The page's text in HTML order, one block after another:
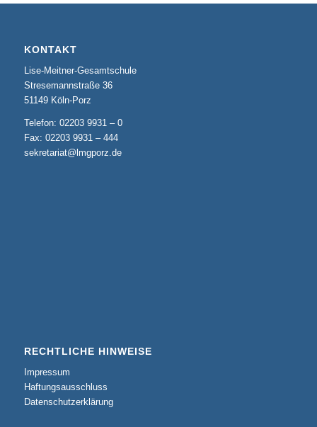
KONTAKT
Lise-Meitner-Gesamtschule
Stresemannstraße 36
51149 Köln-Porz
Telefon: 02203 9931 – 0
Fax: 02203 9931 – 444
sekretariat@lmgporz.de
RECHTLICHE HINWEISE
Impressum
Haftungsausschluss
Datenschutzerklärung